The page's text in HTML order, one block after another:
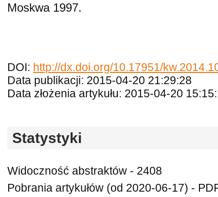
Moskwa 1997.
DOI: http://dx.doi.org/10.17951/
Data publikacji: 2015-04-20 21:29:28
Data złożenia artykułu: 2015-04-20
Statystyki
Widoczność abstraktów - 2408
Pobrania artykułów (od 2020-06-17) -